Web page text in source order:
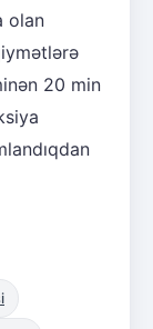
olan
20 min